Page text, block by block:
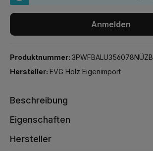
Anmelden
Produktnummer: 3PWFBALU356078NÜZB
Hersteller: EVG Holz Eigenimport
Beschreibung
Eigenschaften
Hersteller